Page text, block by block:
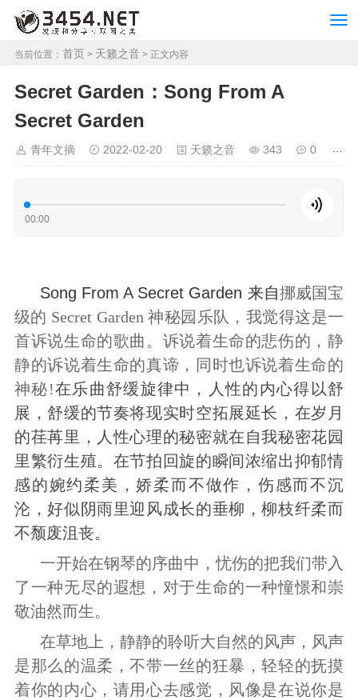
当前位置： 首页 > 天籁之音 > 正文内容
Secret Garden：Song From A
Secret Garden
青年文摘 2022-02-20 天籁之音 343 0
00:00
Song From A Secret Garden 来自挪威国宝
级的 Secret Garden 神秘园乐队， 我觉得这是一
首诉说生命的歌曲。诉说着生命的悲伤的，静
静的诉说着生命的真谛，同时也诉说着生命的
神秘!在乐曲舒缓旋律中，人性的内心得以舒
展，舒缓的节奏将现实时空拓展延长，在岁月
的荏苒里，人性心理的秘密就在自我秘密花园
里繁衍生殖。在节拍回旋的瞬间浓缩出抑郁情
感的婉约柔美，娇柔而不做作，伤感而不沉
沦，好似阴雨里迎风成长的垂柳，柳枝纤柔而
不颓废沮丧。
一开始在钢琴的序曲中，忧伤的把我们带入
了一种无尽的遐想，对于生命的一种憧憬和崇
敬油然而生。
在草地上，静静的聆听大自然的风声，风声
是那么的温柔，不带一丝的狂暴，轻轻的抚摸
着你的内心，请用心去感觉，风像是在说你是